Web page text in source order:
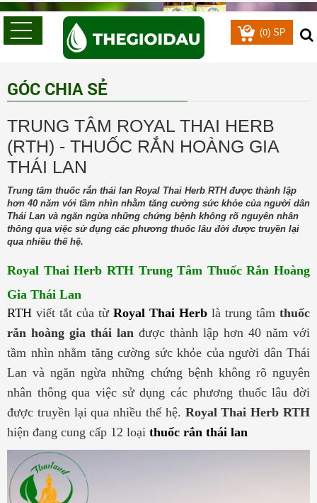
(0) SP
GÓC CHIA SẺ
TRUNG TÂM ROYAL THAI HERB
(RTH) - THUỐC RẮN HOÀNG GIA
THÁI LAN
Trung tâm thuốc rắn thái lan Royal Thai Herb RTH được thành lập
hơn 40 năm với tầm nhìn nhằm tăng cường sức khỏe của người dân
Thái Lan và ngăn ngừa những chứng bệnh không rõ nguyên nhân
thông qua việc sử dụng các phương thuốc lâu đời được truyền lại
qua nhiều thế hệ.
Royal Thai Herb RTHTrung Tâm Thuốc Rắn Hoàng
Gia Thái Lan
RTH viết tắt của từ Royal Thai Herb là trung tâm thuốc
rắn hoàng gia thái lan được thành lập hơn 40 năm với
tầm nhìn nhằm tăng cường sức khỏe của người dân Thái
Lan và ngăn ngừa những chứng bệnh không rõ nguyên
nhân thông qua việc sử dụng các phương thuốc lâu đời
được truyền lại qua nhiều thế hệ. Royal Thai Herb RTH
hiện đang cung cấp 12 loại thuốc rắn thái lan